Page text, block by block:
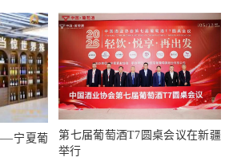
宁夏葡
第七届葡萄酒T7圆桌会议在新疆
举行